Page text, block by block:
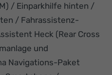
/ Einparkhilfe hinten /
/ Fahrassistenz-
Heck (Rear Cross
und
Navigations-Paket